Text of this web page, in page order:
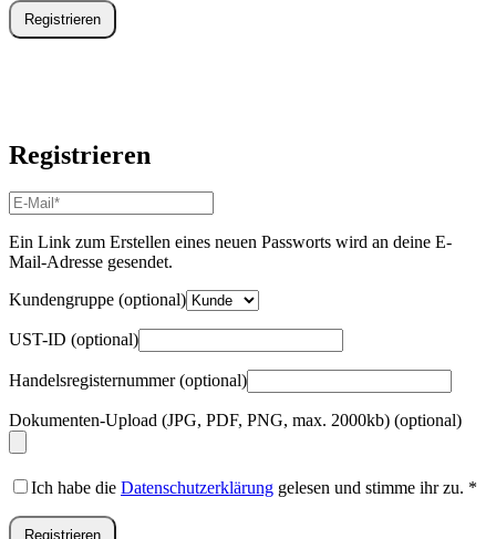
Registrieren
Registrieren
E-
Mail-
Adresse*
Erforderlich
Ein Link zum Erstellen eines neuen Passworts wird an deine E-
Mail-Adresse gesendet.
Kundengruppe (optional)
UST-ID (optional)
Handelsregisternummer(optional)
Dokumenten-Upload (JPG, PDF, PNG, max. 2000kb) (optional)
Ich habe die Datenschutzerklärung gelesen und stimme ihr zu. *
Registrieren